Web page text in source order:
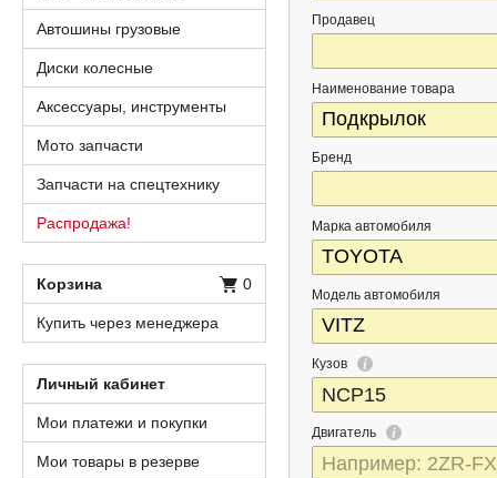
Продавец
Наименование товара
Бренд
Марка автомобиля
Модель автомобиля
Кузов
Двигатель
Автошины грузовые
Диски колесные
Аксессуары, инструменты
Мото запчасти
Запчасти на спецтехнику
Распродажа!
Корзина 0
Купить через менеджера
Личный кабинет
Мои платежи и покупки
Мои товары в резерве